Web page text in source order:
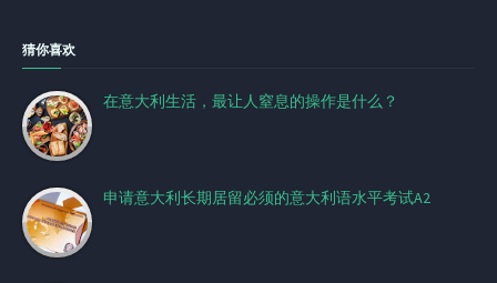
猜你喜欢
在意大利生活，最让人窒息的操作是什么？
申请意大利长期居留必须的意大利语水平考试A2